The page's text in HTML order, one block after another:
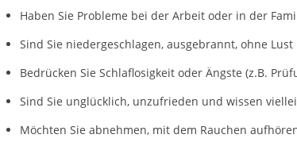
Haben Sie Probleme bei der Arbeit oder in der
Sind Sie niedergeschlagen, ausgebrannt, ohne
Bedrücken Sie Schlaflosigkeit oder Ängste (z.B.
Sind Sie unglücklich, unzufrieden und wissen
Möchten Sie abnehmen, mit dem Rauchen